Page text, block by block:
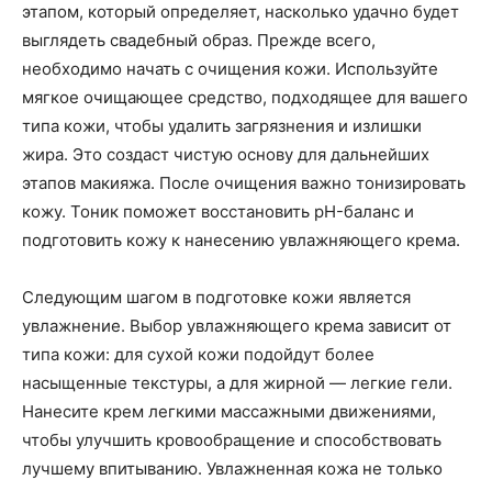
этапом, который определяет, насколько удачно будет
выглядеть свадебный образ. Прежде всего,
необходимо начать с очищения кожи. Используйте
мягкое очищающее средство, подходящее для вашего
типа кожи, чтобы удалить загрязнения и излишки
жира. Это создаст чистую основу для дальнейших
этапов макияжа. После очищения важно тонизировать
кожу. Тоник поможет восстановить pH-баланс и
подготовить кожу к нанесению увлажняющего крема.
Следующим шагом в подготовке кожи является
увлажнение. Выбор увлажняющего крема зависит от
типа кожи: для сухой кожи подойдут более
насыщенные текстуры, а для жирной — легкие гели.
Нанесите крем легкими массажными движениями,
чтобы улучшить кровообращение и способствовать
лучшему впитыванию. Увлажненная кожа не только